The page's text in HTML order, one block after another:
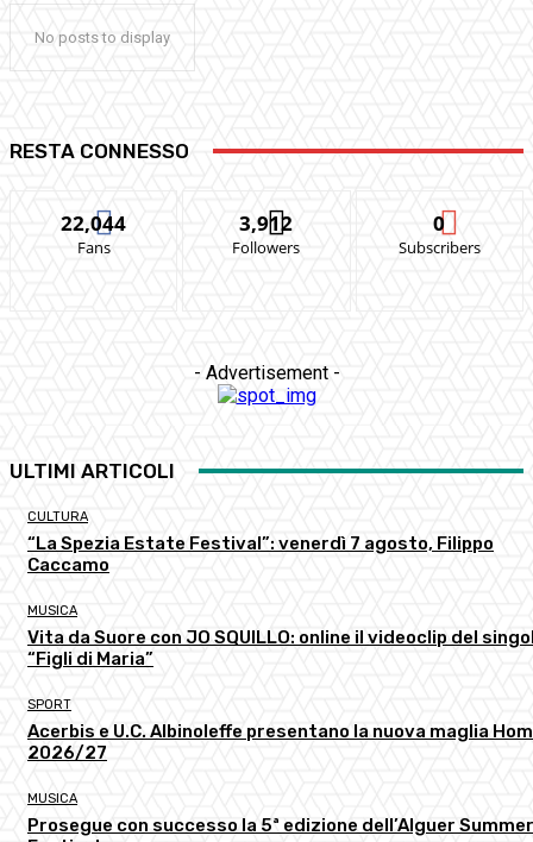
No posts to display
RESTA CONNESSO
22,044
Fans
3,912
Followers
0
Subscribers
- Advertisement -
ULTIMI ARTICOLI
CULTURA
“La Spezia Estate Festival”: venerdì 7 agosto, Filippo
Caccamo
MUSICA
Vita da Suore con JO SQUILLO: online il videoclip del
“Figli di Maria”
SPORT
Acerbis e U.C. Albinoleffe presentano la nuova maglia
2026/27
MUSICA
Prosegue con successo la 5ª edizione dell’Alguer Summer